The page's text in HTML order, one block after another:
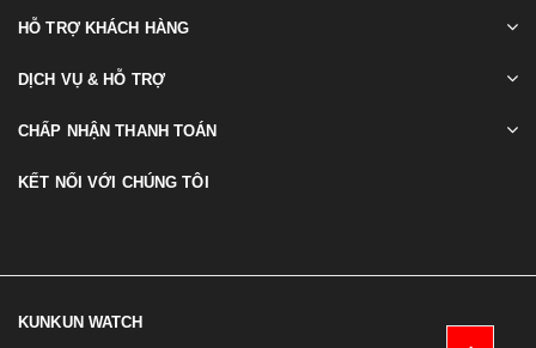
HỖ TRỢ KHÁCH HÀNG
DỊCH VỤ & HỖ TRỢ
CHẤP NHẬN THANH TOÁN
KẾT NỐI VỚI CHÚNG TÔI
KUNKUN WATCH